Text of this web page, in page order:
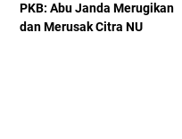
PKB: Abu Janda Merugikan
dan Merusak Citra NU